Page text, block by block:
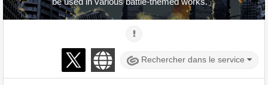
Rechercher dans le service